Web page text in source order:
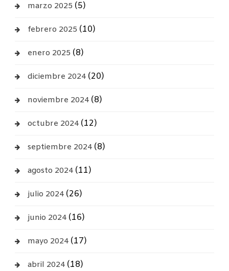
marzo 2025 (5)
febrero 2025 (10)
enero 2025 (8)
diciembre 2024(20)
noviembre 2024(8)
octubre 2024(12)
septiembre 2024(8)
agosto 2024(11)
julio 2024(26)
junio 2024(16)
mayo 2024(17)
abril 2024(18)